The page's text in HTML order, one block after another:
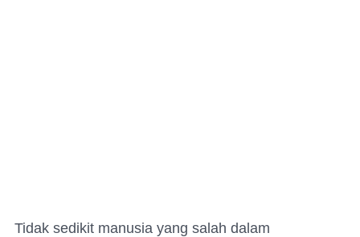
Tidak sedikit manusia yang salah dalam